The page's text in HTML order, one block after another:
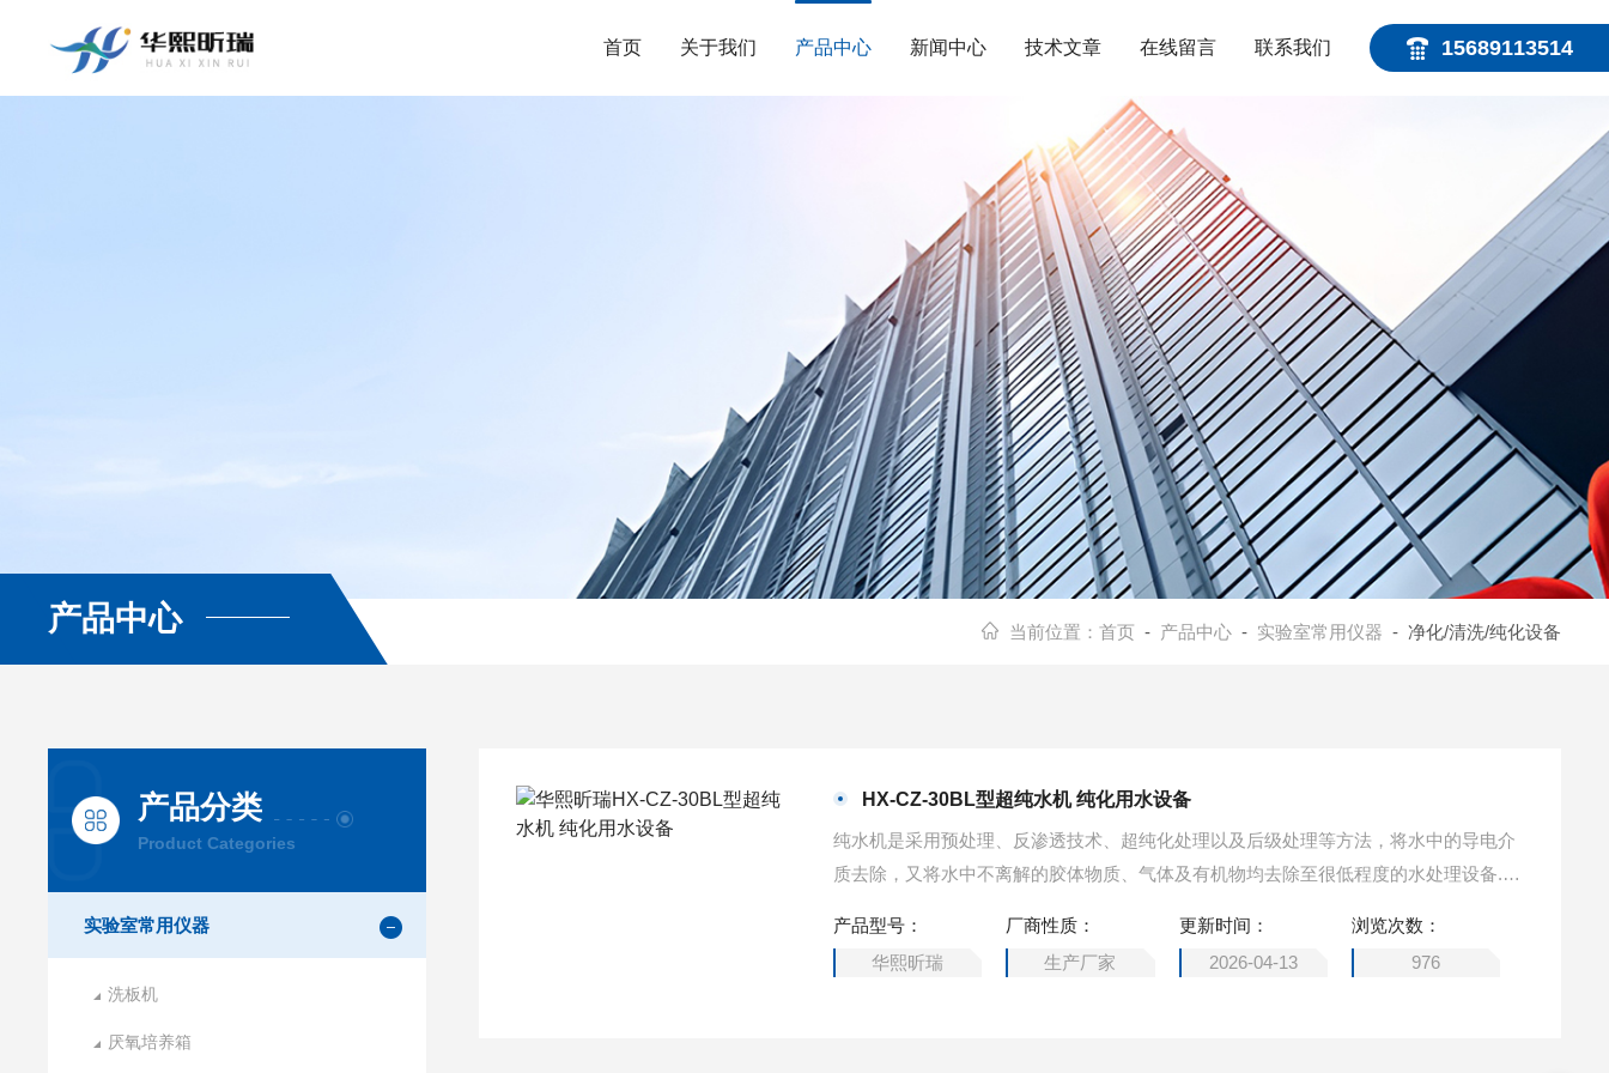
15689113514
首页 关于我们 产品中心 新闻中心 技术文章 在线留言 联系我们
产品中心 当前位置： 首页 - 产品中心- 实验室常用仪器 - 净化/清洗/纯化设备
产品分类
Product Categories
实验室常用仪器
洗板机
厌氧培养箱
HX-CZ-30BL型超纯水机 纯化用水设备
纯水机是采用预处理、反渗透技术、超纯化处理以及后级处理等方法，将水中的导电介
质去除，又将水中不离解的胶体物质、气体及有机物均去除至很低程度的水处理设备.广
L型超纯水机 纯化用水设备
产品型号：
华熙昕瑞
厂商性质：
生产厂家
更新时间：
2026-04-13
浏览次数：
976